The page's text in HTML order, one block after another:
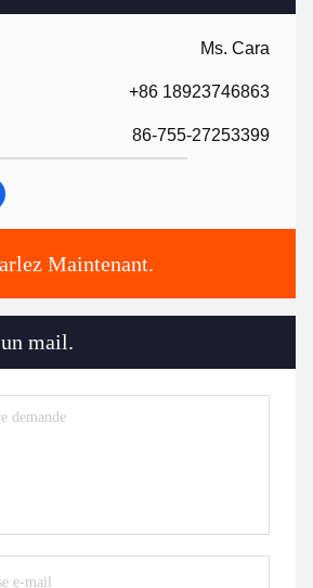
Ms. Cara
+86 18923746863
86-755-27253399
Maintenant.
mail.